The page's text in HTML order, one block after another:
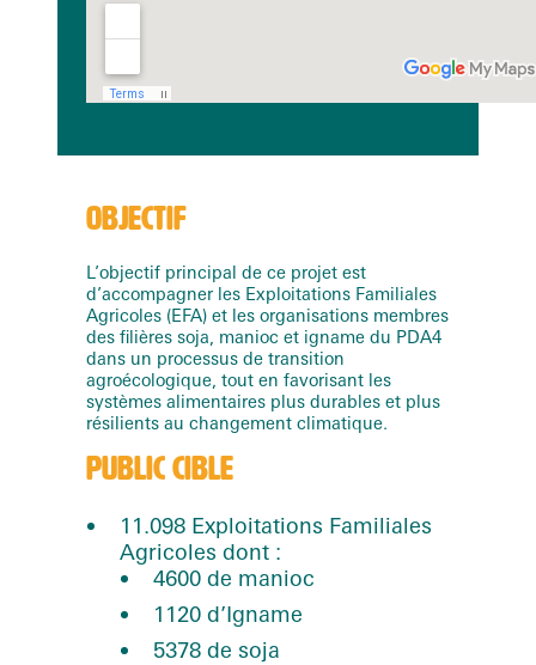
OBJECTIF
L’objectif principal de ce projet est
d’accompagner les Exploitations Familiales
Agricoles (EFA) et les organisations membres
des filières soja, manioc et igname du PDA4
dans un processus de transition
agroécologique, tout en favorisant les
systèmes alimentaires plus durables et plus
résilients au changement climatique.
PUBLIC CIBLE
11.098 Exploitations Familiales
Agricoles dont :
4600 de manioc
1120 d’Igname
5378 de soja